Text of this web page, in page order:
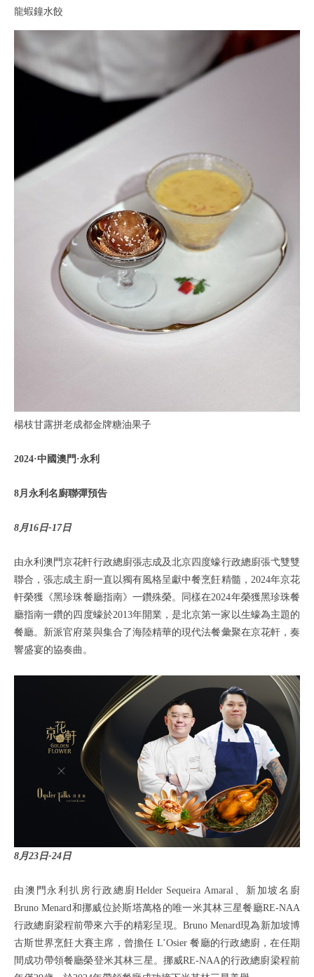
龍蝦鐘水餃
楊枝甘露拼老成都金牌糖油果子
2024·中國澳門·永利
8月永利名廚聯彈預告
8月16日-17日
由永利澳門京花軒行政總廚張志成及北京四度蠔行政總廚張弋雙雙
聯合，張志成主廚一直以獨有風格呈獻中餐烹飪精髓，2024年京花
軒榮獲《黑珍珠餐廳指南》一鑽殊榮。同樣在2024年榮獲黑珍珠餐
廳指南一鑽的四度蠔於2013年開業，是北京第一家以生蠔為主題的
餐廳。新派官府菜與集合了海陸精華的現代法餐彙聚在京花軒，奏
響盛宴的協奏曲。
8月23日-24日
由澳門永利扒房行政總廚Helder Sequeira Amaral、新加坡名廚
Bruno Menard和挪威位於斯塔萬格的唯一米其林三星餐廳RE-NAA
行政總廚梁程前帶來六手的精彩呈現。Bruno Menard現為新加坡博
古斯世界烹飪大賽主席，曾擔任 L’Osier 餐廳的行政總廚，在任期
間成功帶領餐廳榮登米其林三星。挪威RE-NAA的行政總廚梁程前